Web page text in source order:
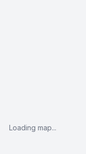
Loading map...